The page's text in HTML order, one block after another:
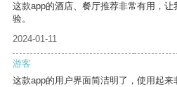
这款app的酒店、餐厅推荐非常有用，
验。
2024-01-11
游客
这款app的用户界面简洁明了，使用起